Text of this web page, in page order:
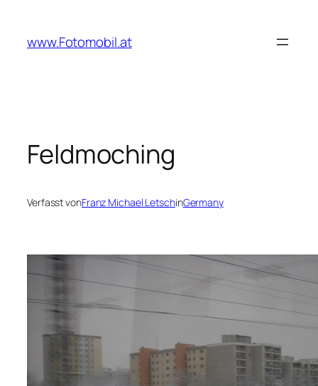
springen
www.Fotomobil.at
Feldmoching
Verfasst vonFranz Michael LetschinGermany